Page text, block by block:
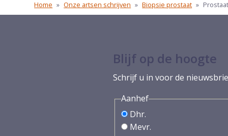
Home » Onze artsen schrijven » Biopsie prostaat »
Blijf op de hoogte
Schrijf u in voor de
Aanhef
Dhr.
Mevr.